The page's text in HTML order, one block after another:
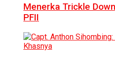
Menerka Trickle
PFII